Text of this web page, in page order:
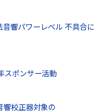
音響パワーレベル 不具合に
スポンサー活動
響校正器対象の